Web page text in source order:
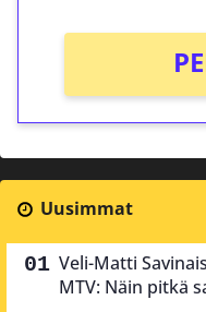
Uusimmat
Veli-Matti
MTV: Näin pitkä